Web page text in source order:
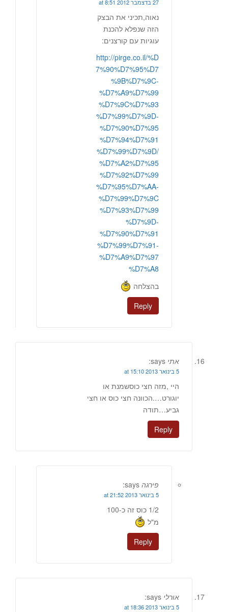
27 בדצמבר 2012 at 8:51
נאוה,תכיני את הבצק
הזה שנפלא להכנת
עוגיות עם קורצנים:
http://pirge.co.il/%D
7%90%D7%95%D7
%9B%D7%9C-
%D7%A9%D7%99
%D7%9C%D7%93
%D7%99%D7%9D-
%D7%90%D7%95
%D7%94%D7%91
%D7%99%D7%9D/
%D7%A2%D7%95
%D7%92%D7%99
%D7%95%D7%AA-
%D7%99%D7%9C
%D7%93%D7%99
%D7%9D-
%D7%90%D7%91
%D7%99%D7%91-
%D7%A9%D7%97
%D7%A8
בהצלחה
Reply
אתי says:
5 בינואר 2013 at 15:10
היי ,מזה חצי כוסשמנת או
יוגורט….הכוונה חצי כוס או חצי
גביע…תודה
Reply
פירגה says:
5 בינואר 2013 at 21:52
1/2 כוס זה כ-100
מ"ל
Reply
אורלי says:
5 בינואר 2013 at 18:36